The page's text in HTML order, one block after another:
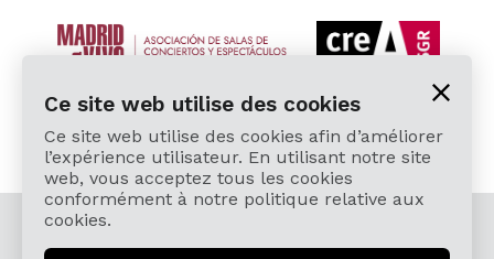
© 2026 Cardamomo Flamenco Madrid - Tous droits
réservés.
Ce site web utilise des cookies
Ce site web utilise des cookies afin d’améliorer
l’expérience utilisateur. En utilisant notre site
web, vous acceptez tous les cookies
conformément à notre politique relative aux
cookies.